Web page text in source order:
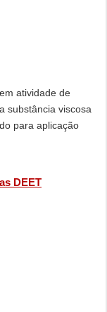
atividade de
substância viscosa
para aplicação
DEET